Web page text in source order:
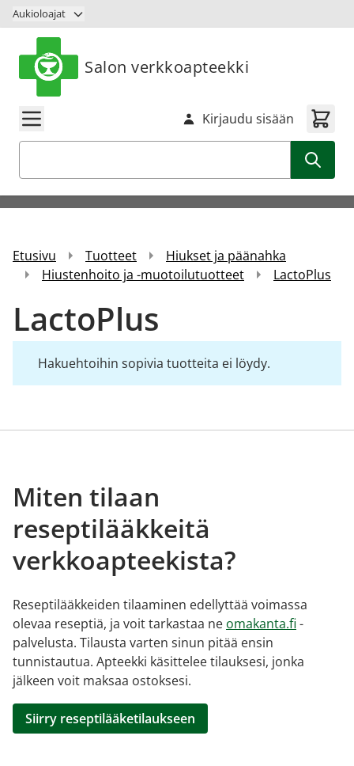
Siirry sisältöön
Aukioloajat
Salon verkkoapteekki
Kirjaudu sisään
Etusivu Tuotteet
Hiukset ja päänahka
Hiustenhoito ja -muotoilutuotteet
LactoPlus
LactoPlus
Hakuehtoihin sopivia tuotteita ei löydy.
Miten tilaan
reseptilääkkeitä
verkkoapteekista?
Reseptilääkkeiden tilaaminen edellyttää voimassa
olevaa reseptiä, ja voit tarkastaa ne omakanta.fi -
palvelusta. Tilausta varten sinun pitää ensin
tunnistautua. Apteekki käsittelee tilauksesi, jonka
jälkeen voit maksaa ostoksesi.
Siirry reseptilääketilaukseen